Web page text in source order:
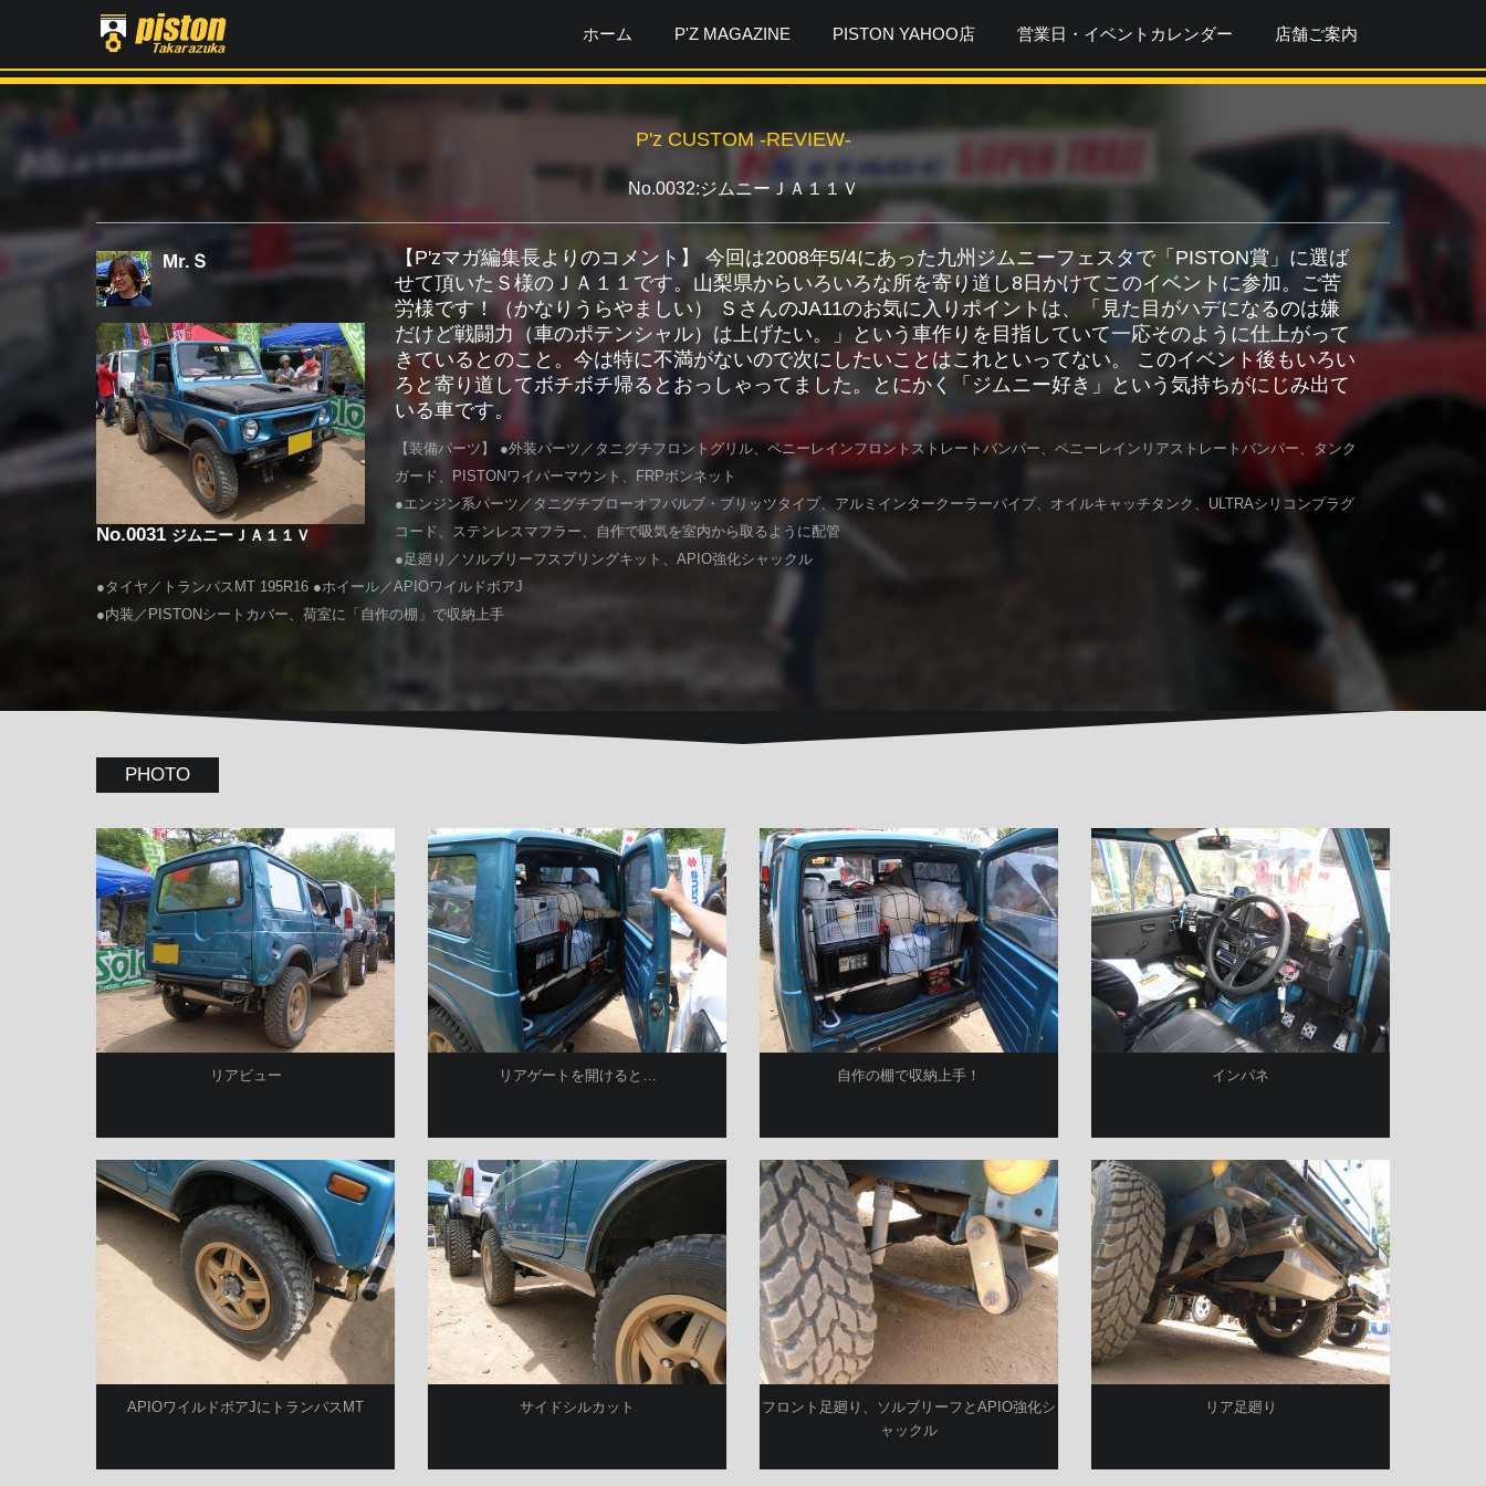
ホーム P'Z MAGAZINE PISTON YAHOO店 営業日・イベントカレンダー 店舗ご案内
P'z CUSTOM -REVIEW-
No.0032:ジムニーＪＡ１１Ｖ
Mr.Ｓ
No.0031 ジムニーＪＡ１１Ｖ
【P'zマガ編集長よりのコメント】 今回は2008年5/4にあった九州ジムニーフェスタで「PISTON賞」に選ば
せて頂いたＳ様のＪＡ１１です。山梨県からいろいろな所を寄り道し8日かけてこのイベントに参加。ご苦
労様です！（かなりうらやましい） ＳさんのJA11のお気に入りポイントは、「見た目がハデになるのは嫌
だけど戦闘力（車のポテンシャル）は上げたい。」という車作りを目指していて一応そのように仕上がって
きているとのこと。今は特に不満がないので次にしたいことはこれといってない。 このイベント後もいろい
ろと寄り道してボチボチ帰るとおっしゃってました。とにかく「ジムニー好き」という気持ちがにじみ出て
いる車です。
【装備パーツ】 ●外装パーツ／タニグチフロントグリル、ペニーレインフロントストレートバンパー、ペニーレインリアストレートバンパー、タンク
ガード、PISTONワイパーマウント、FRPボンネット
●エンジン系パーツ／タニグチブローオフバルブ・ブリッツタイプ、アルミインタークーラーパイプ、オイルキャッチタンク、ULTRAシリコンプラグ
コード、ステンレスマフラー、自作で吸気を室内から取るように配管
●足廻り／ソルブリーフスプリングキット、APIO強化シャックル
●タイヤ／トランパスMT 195R16 ●ホイール／APIOワイルドボアJ
●内装／PISTONシートカバー、荷室に「自作の棚」で収納上手
PHOTO
リアビュー リアゲートを開けると… 自作の棚で収納上手！ インパネ
APIOワイルドボアJにトランパスMT サイドシルカット
フロント足廻り、ソルブリーフとAPIO強化シ
ャックル
リア足廻り